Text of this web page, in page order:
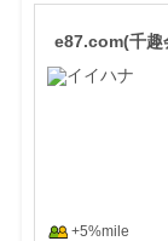
e87.com(千趣
+5%mile